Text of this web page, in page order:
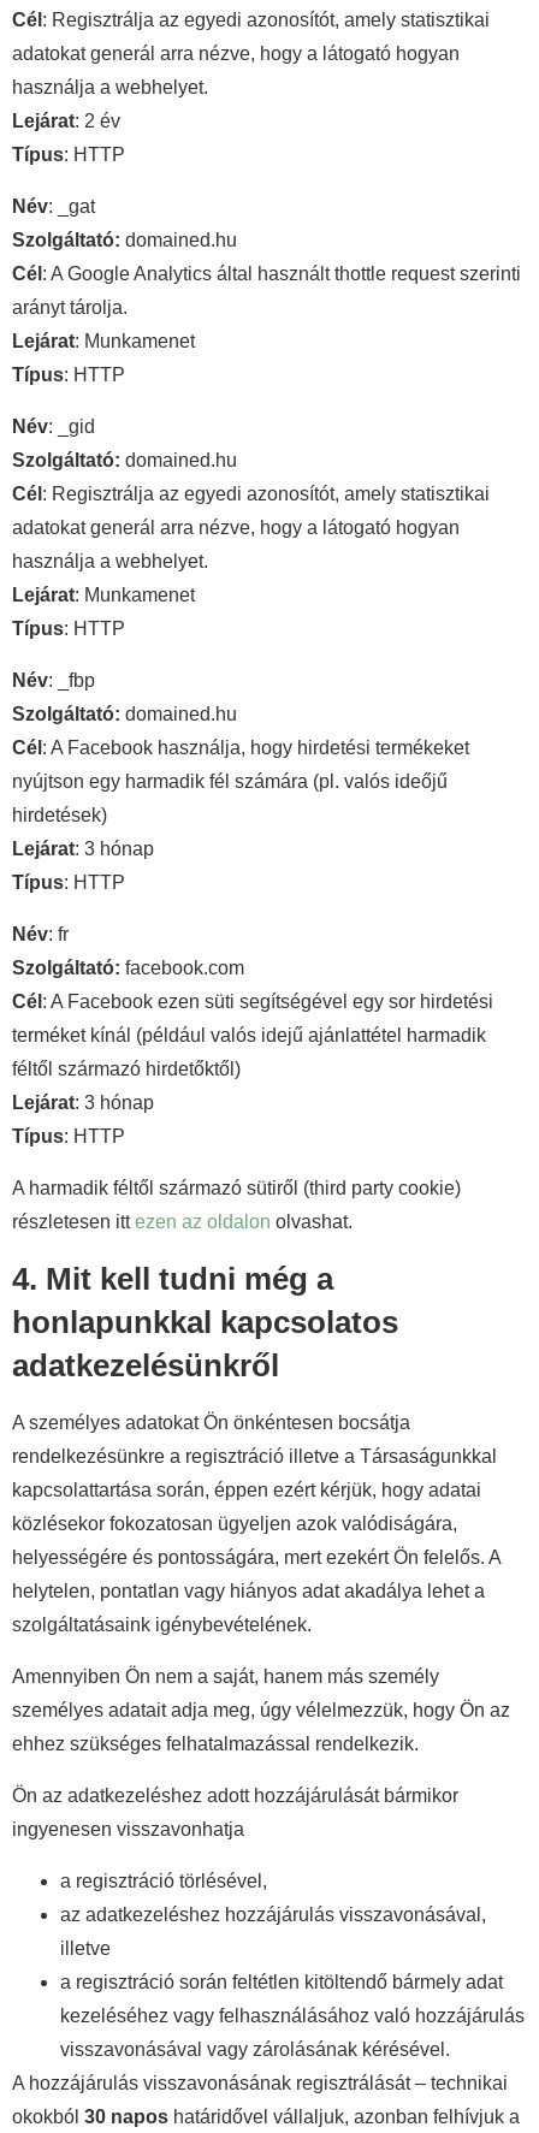
Cél : Regisztrálja az egyedi azonosítót, amely statisztikai
adatokat generál arra nézve, hogy a látogató hogyan
használja a webhelyet.
Lejárat: 2 év
Típus: HTTP
Név: _gat
Szolgáltató: domained.hu
Cél : A Google Analytics által használt thottle request szerinti
arányt tárolja.
Lejárat: Munkamenet
Típus: HTTP
Név: _gid
Szolgáltató: domained.hu
Cél : Regisztrálja az egyedi azonosítót, amely statisztikai
adatokat generál arra nézve, hogy a látogató hogyan
használja a webhelyet.
Lejárat: Munkamenet
Típus: HTTP
Név: _fbp
Szolgáltató: domained.hu
Cél : A Facebook használja, hogy hirdetési termékeket
nyújtson egy harmadik fél számára (pl. valós ideőjű
hirdetések)
Lejárat: 3 hónap
Típus: HTTP
Név: fr
Szolgáltató: facebook.com
Cél : A Facebook ezen süti segítségével egy sor hirdetési
terméket kínál (például valós idejű ajánlattétel harmadik
féltől származó hirdetőktől)
Lejárat: 3 hónap
Típus: HTTP
A harmadik féltől származó sütiről (third party cookie)
részletesen ittezen az oldalon olvashat.
4. Mit kell tudni még a
honlapunkkal kapcsolatos
adatkezelésünkről
A személyes adatokat Ön önkéntesen bocsátja
rendelkezésünkre a regisztráció illetve a Társaságunkkal
kapcsolattartása során, éppen ezért kérjük, hogy adatai
közlésekor fokozatosan ügyeljen azok valódiságára,
helyességére és pontosságára, mert ezekért Ön felelős. A
helytelen, pontatlan vagy hiányos adat akadálya lehet a
szolgáltatásaink igénybevételének.
Amennyiben Ön nem a saját, hanem más személy
személyes adatait adja meg, úgy vélelmezzük, hogy Ön az
ehhez szükséges felhatalmazással rendelkezik.
Ön az adatkezeléshez adott hozzájárulását bármikor
ingyenesen visszavonhatja
a regisztráció törlésével,
az adatkezeléshez hozzájárulás visszavonásával,
illetve
a regisztráció során feltétlen kitöltendő bármely adat
kezeléséhez vagy felhasználásához való hozzájárulás
visszavonásával vagy zárolásának kérésével.
A hozzájárulás visszavonásának regisztrálását – technikai
okokból 30 napos határidővel vállaljuk, azonban felhívjuk a